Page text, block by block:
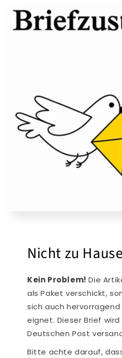
Nicht zu
Kein Problem! Die
als Paket verschickt,
sich auch
eignet. Dieser Brief
Deutschen Post
Bitte achte darauf,